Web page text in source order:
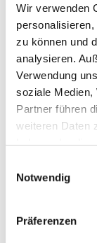
Wir verwenden
zu können und
analysieren.
Verwendung
soziale Medien,
Partner führen
weiteren Daten
Notwendig
Präferenzen
g
„
e
c
o
l
u
i
n